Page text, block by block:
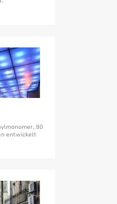
80
entwickelt